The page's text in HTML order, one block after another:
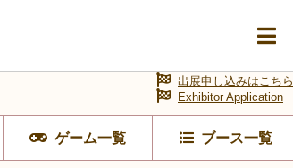
ゲーム一覧 ブース一覧
出展申し込みはこちら
Exhibitor Application